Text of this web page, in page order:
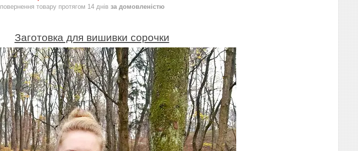
повернення товару протягом 14 днів за домовленістю
Заготовка для вишивки сорочки